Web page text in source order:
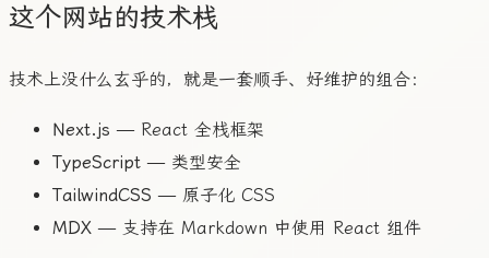
这个网站的技术栈
技术上没什么玄乎的，就是一套顺手、好维护的组合：
Next.js — React 全栈框架
TypeScript — 类型安全
TailwindCSS — 原子化 CSS
MDX — 支持在 Markdown 中使用 React 组件